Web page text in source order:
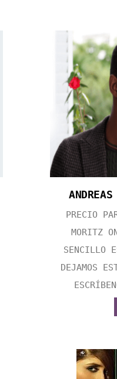
PRECIO
MORITZ
SENCILLO
DEJAMOS